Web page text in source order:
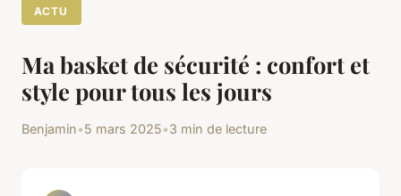
ACTU
Ma basket de sécurité : confort et
style pour tous les jours
Benjamin•5 mars 2025•3 min de lecture